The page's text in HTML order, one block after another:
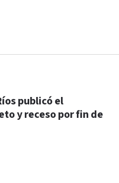
publicó el
y receso por fin de